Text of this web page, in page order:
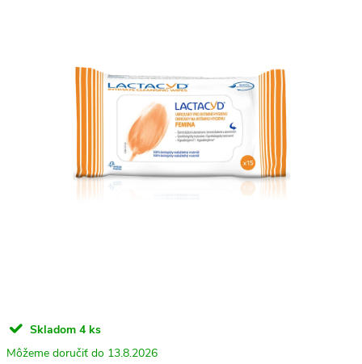
Skladom 4 ks
13.8.2026